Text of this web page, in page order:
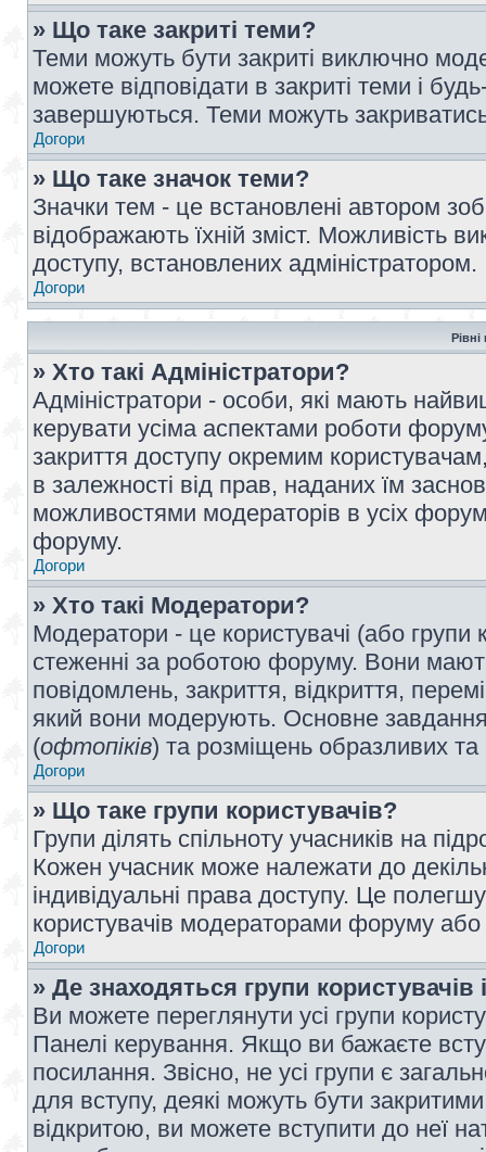
» Що таке закриті теми?
Теми можуть бути закриті виключно
можете відповідати в закриті теми і
завершуються. Теми можуть
Догори
» Що таке значок теми?
Значки тем - це встановлені автором
відображають їхній зміст. Можливість
доступу, встановлених адміністратором.
Догори
Рівні
» Хто такі Адміністратори?
Адміністратори - особи, які мають
керувати усіма аспектами роботи
закриття доступу окремим
в залежності від прав, наданих їм
можливостями модераторів в усіх
форуму.
Догори
» Хто такі Модератори?
Модератори - це користувачі (або
стеженні за роботою форуму. Вони
повідомлень, закриття, відкриття,
який вони модерують. Основне
(офтопіків) та розміщень образливих
Догори
» Що таке групи користувачів?
Групи ділять спільноту учасників на
Кожен учасник може належати до
індивідуальні права доступу. Це
користувачів модераторами форуму
Догори
» Де знаходяться групи користувачів
Ви можете переглянути усі групи
Панелі керування. Якщо ви бажаєте
посилання. Звісно, не усі групи є
для вступу, деякі можуть бути
відкритою, ви можете вступити до неї